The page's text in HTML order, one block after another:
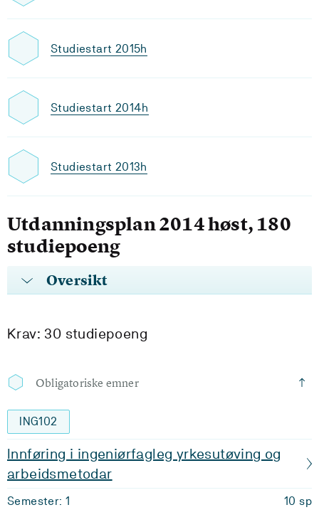
Studiestart 2015h
Studiestart 2014h
Studiestart 2013h
Utdanningsplan 2014 høst, 180
studiepoeng
Oversikt
Krav: 30 studiepoeng
Obligatoriske emner
ING102
Innføring i ingeniørfagleg yrkesutøving og
arbeidsmetodar
Semester: 1 10 sp